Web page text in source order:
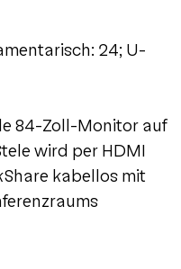
24; U-
84-Zoll-Monitor auf
wird per HDMI
kabellos mit